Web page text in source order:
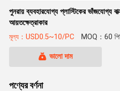
পুনরায় ব্যবহারযোগ্য প্লাস্টিকের ভাঁজযোগ্য
আয়তক্ষেত্রাকার
মূল্য：USD0.5~10/PC MOQ：60
ভালো দাম
পণ্যের বর্ণনা